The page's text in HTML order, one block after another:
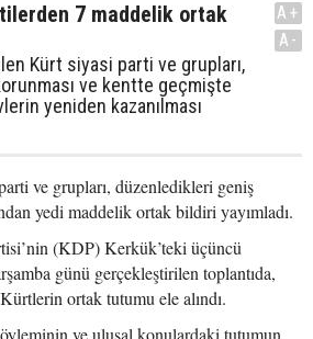
7 maddelik ortak
Kürt siyasi parti ve grupları,
ve kentte geçmişte
yeniden kazanılması
A+
A-
ve grupları, düzenledikleri geniş
yedi maddelik ortak bildiri yayımladı.
(KDP) Kerkük’teki üçüncü
günü gerçekleştirilen toplantıda,
ortak tutumu ele alındı.
ve ulusal konulardaki tutumun